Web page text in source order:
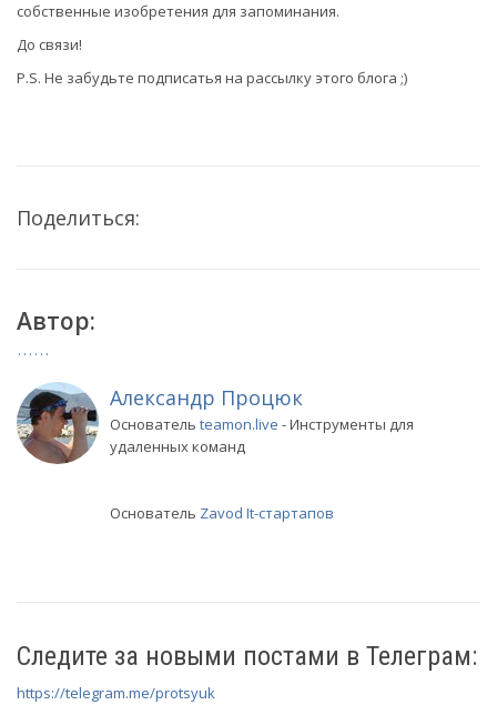
собственные изобретения для запоминания.
До связи!
P.S. Не забудьте подписатья на рассылку этого блога ;)
Поделиться:
Автор:
Александр Процюк
Основатель teamon.live - Инструменты для
удаленных команд
Основатель Zavod It-стартапов
Следите за новыми постами в Телеграм:
https://telegram.me/protsyuk